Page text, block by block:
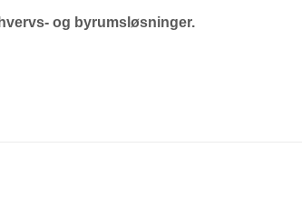
og byrumsløsninger.